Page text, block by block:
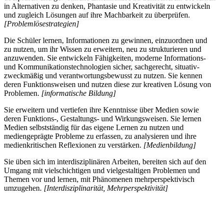
in Alternativen zu denken, Phantasie und Kreativität zu entwickeln
und zugleich Lösungen auf ihre Machbarkeit zu überprüfen.
[Problemlösestrategien]
Die Schüler lernen, Informationen zu gewinnen, einzuordnen und
zu nutzen, um ihr Wissen zu erweitern, neu zu strukturieren und
anzuwenden. Sie entwickeln Fähigkeiten, moderne Informations-
und Kommunikationstechnologien sicher, sachgerecht, situativ-
zweckmäßig und verantwortungsbewusst zu nutzen. Sie kennen
deren Funktionsweisen und nutzen diese zur kreativen Lösung von
Problemen. [informatische Bildung]
Sie erweitern und vertiefen ihre Kenntnisse über Medien sowie
deren Funktions-, Gestaltungs- und Wirkungsweisen. Sie lernen
Medien selbstständig für das eigene Lernen zu nutzen und
mediengeprägte Probleme zu erfassen, zu analysieren und ihre
medienkritischen Reflexionen zu verstärken. [Medienbildung]
Sie üben sich im interdisziplinären Arbeiten, bereiten sich auf den
Umgang mit vielschichtigen und vielgestaltigen Problemen und
Themen vor und lernen, mit Phänomenen mehrperspektivisch
umzugehen. [Interdisziplinarität, Mehrperspektivität]